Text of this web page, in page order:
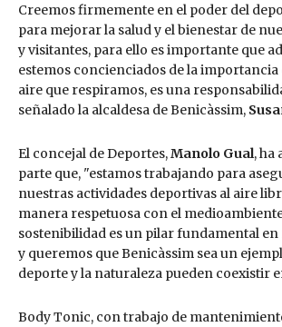
Creemos firmemente en el poder del
para mejorar la salud y el bienestar de
y visitantes, para ello es importante que
estemos concienciados de la importancia
aire que respiramos, es una
señalado la alcaldesa de Benicàssim,
El concejal de Deportes,Manolo Gual, ha
parte que, "estamos trabajando para
nuestras actividades deportivas al aire
manera respetuosa con el
sostenibilidad es un pilar fundamental
y queremos que Benicàssim sea un
deporte y la naturaleza pueden coexistir
Body Tonic, con trabajo de